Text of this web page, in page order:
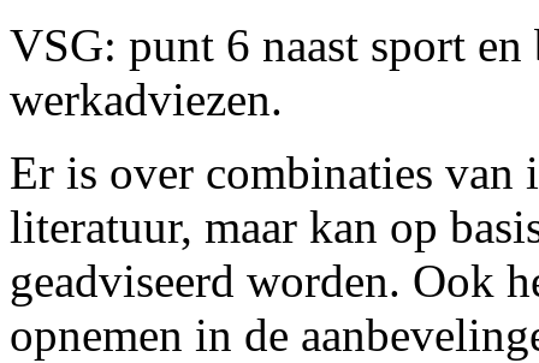
VSG: punt 6 naast sport
werkadviezen.
Er is over combinaties van
literatuur, maar kan op
geadviseerd worden. Ook
opnemen in de